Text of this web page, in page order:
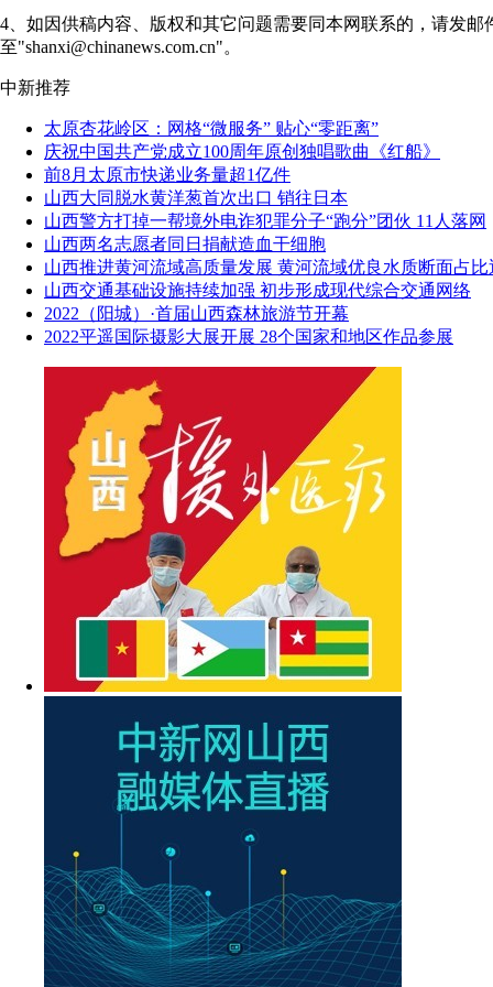
4、如因供稿内容、版权和其它问题需要同本网联系的，请发邮
至"shanxi@chinanews.com.cn"。
中新推荐
太原杏花岭区：网格“微服务” 贴心“零距离”
庆祝中国共产党成立100周年原创独唱歌曲《红船》
前8月太原市快递业务量超1亿件
山西大同脱水黄洋葱首次出口 销往日本
山西警方打掉一帮境外电诈犯罪分子“跑分”团伙 11人落网
山西两名志愿者同日捐献造血干细胞
山西推进黄河流域高质量发展 黄河流域优良水质断面占比
山西交通基础设施持续加强 初步形成现代综合交通网络
2022（阳城）·首届山西森林旅游节开幕
2022平遥国际摄影大展开展 28个国家和地区作品参展